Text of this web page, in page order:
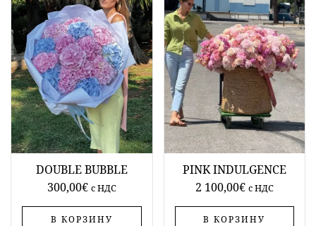
DOUBLE BUBBLE
300,00€ c НДС
В КОРЗИНУ
PINK INDULGENCE
2 100,00€ c НДС
В КОРЗИНУ